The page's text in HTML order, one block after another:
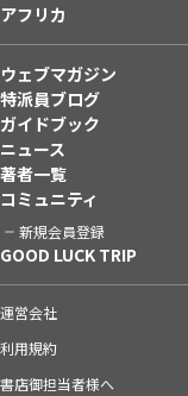
アフリカ
ウェブマガジン
特派員ブログ
ガイドブック
ニュース
著者一覧
コミュニティ
新規会員登録
GOOD LUCK TRIP
運営会社
利用規約
書店御担当者様へ